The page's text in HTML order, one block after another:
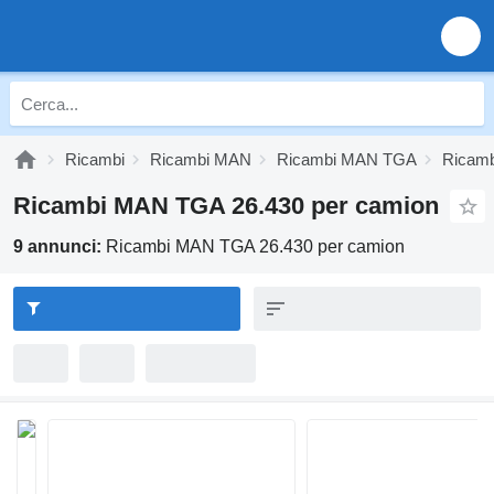
Ricambi Ricambi MAN Ricambi MAN TGA
Ricambi MAN TGA 26.430 per camion
9 annunci: Ricambi MAN TGA 26.430 per camion